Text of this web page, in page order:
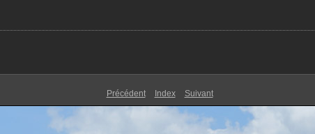
Précédent Index Suivant